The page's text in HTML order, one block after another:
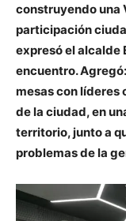
construyendo una
participación
expresó el alcalde
encuentro.
mesas con líderes
de la ciudad, en
territorio, junto a
problemas de la